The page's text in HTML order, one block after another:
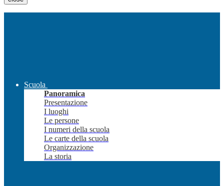
Scuola
Panoramica
Presentazione
I luoghi
Le persone
I numeri della scuola
Le carte della scuola
Organizzazione
La storia